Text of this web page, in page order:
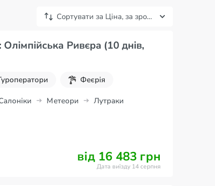
Сортувати за Ціна, за зростанням
Олімпійська Ривєра (10 днів,
Феєрія
Метеори
Лутраки
від 16 483 грн
Дата виїзду 14 серпня